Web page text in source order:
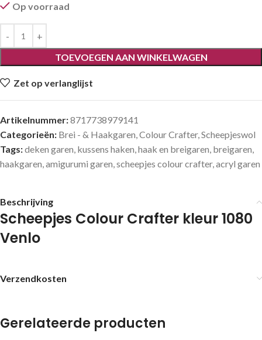
Op voorraad
TOEVOEGEN AAN WINKELWAGEN
Zet op verlanglijst
Artikelnummer:8717738979141
Categorieën: Brei - & Haakgaren,Colour Crafter,Scheepjeswol
Tags:deken garen, kussens haken,haak en breigaren, breigaren,
haakgaren,amigurumi garen,scheepjes colour crafter,acryl garen
Beschrijving
Scheepjes Colour Crafter kleur 1080
Venlo
Verzendkosten
Gerelateerde producten